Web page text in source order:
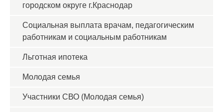
городском округе г.Краснодар
Социальная выплата врачам, педагогическим
работникам и социальным работникам
Льготная ипотека
Молодая семья
Участники СВО (Молодая семья)